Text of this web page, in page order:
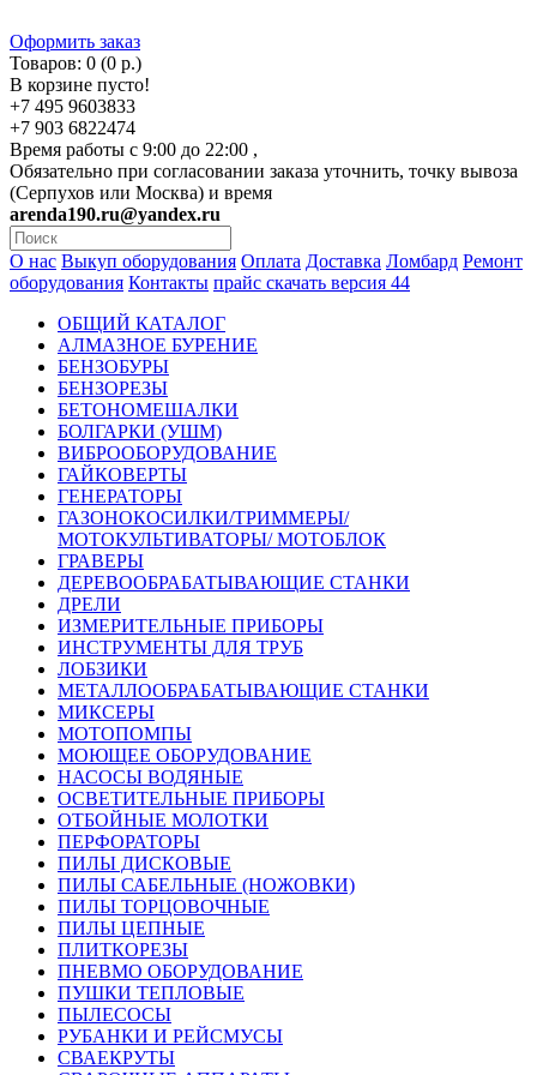
Оформить заказ
Товаров: 0 (0 р.)
В корзине пусто!
+7 495 9603833
+7 903 6822474
Время работы с 9:00 до 22:00 ,
Обязательно при согласовании заказа уточнить, точку вывоза
(Серпухов или Москва) и время
arenda190.ru@yandex.ru
О нас Выкуп оборудования Оплата Доставка Ломбард Ремонт
оборудования Контакты прайс скачать версия 44
ОБЩИЙ КАТАЛОГ
АЛМАЗНОЕ БУРЕНИЕ
БЕНЗОБУРЫ
БЕНЗОРЕЗЫ
БЕТОНОМЕШАЛКИ
БОЛГАРКИ (УШМ)
ВИБРООБОРУДОВАНИЕ
ГАЙКОВЕРТЫ
ГЕНЕРАТОРЫ
ГАЗОНОКОСИЛКИ/ТРИММЕРЫ/
МОТОКУЛЬТИВАТОРЫ/ МОТОБЛОК
ГРАВЕРЫ
ДЕРЕВООБРАБАТЫВАЮЩИЕ СТАНКИ
ДРЕЛИ
ИЗМЕРИТЕЛЬНЫЕ ПРИБОРЫ
ИНСТРУМЕНТЫ ДЛЯ ТРУБ
ЛОБЗИКИ
МЕТАЛЛООБРАБАТЫВАЮЩИЕ СТАНКИ
МИКСЕРЫ
МОТОПОМПЫ
МОЮЩЕЕ ОБОРУДОВАНИЕ
НАСОСЫ ВОДЯНЫЕ
ОСВЕТИТЕЛЬНЫЕ ПРИБОРЫ
ОТБОЙНЫЕ МОЛОТКИ
ПЕРФОРАТОРЫ
ПИЛЫ ДИСКОВЫЕ
ПИЛЫ САБЕЛЬНЫЕ (НОЖОВКИ)
ПИЛЫ ТОРЦОВОЧНЫЕ
ПИЛЫ ЦЕПНЫЕ
ПЛИТКОРЕЗЫ
ПНЕВМО ОБОРУДОВАНИЕ
ПУШКИ ТЕПЛОВЫЕ
ПЫЛЕСОСЫ
РУБАНКИ И РЕЙСМУСЫ
СВАЕКРУТЫ